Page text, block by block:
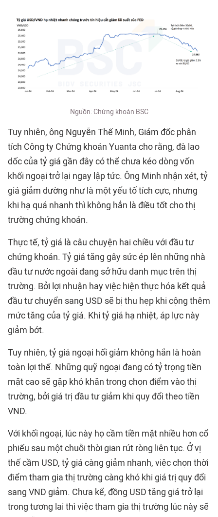
Nguồn: Chứng khoán BSC
Tuy nhiên, ông Nguyễn Thế Minh, Giám đốc phân
tích Công ty Chứng khoán Yuanta cho rằng, đà lao
dốc của tỷ giá gần đây có thể chưa kéo dòng vốn
khối ngoại trở lại ngay lập tức. Ông Minh nhận xét, tỷ
giá giảm dường như là một yếu tố tích cực, nhưng
khi hạ quá nhanh thì không hẳn là điều tốt cho thị
trường chứng khoán.
Thực tế, tỷ giá là câu chuyện hai chiều với đầu tư
chứng khoán. Tỷ giá tăng gây sức ép lên những nhà
đầu tư nước ngoài đang sở hữu danh mục trên thị
trường. Bởi lợi nhuận hay việc hiện thực hóa kết quả
đầu tư chuyển sang USD sẽ bị thu hẹp khi cộng thêm
mức tăng của tỷ giá. Khi tỷ giá hạ nhiệt, áp lực này
giảm bớt.
Tuy nhiên, tỷ giá ngoại hối giảm không hẳn là hoàn
toàn lợi thế. Những quỹ ngoại đang có tỷ trọng tiền
mặt cao sẽ gặp khó khăn trong chọn điểm vào thị
trường, bởi giá trị đầu tư giảm khi quy đổi theo tiền
VND.
Với khối ngoại, lúc này họ cầm tiền mặt nhiều hơn cổ
phiếu sau một chuỗi thời gian rút ròng liên tục. Ở vị
thế cầm USD, tỷ giá càng giảm nhanh, việc chọn thời
điểm tham gia thị trường càng khó khi giá trị quy đổi
sang VND giảm. Chưa kể, đồng USD tăng giá trở lại
trong tương lai thì việc tham gia thị trường lúc này sẽ